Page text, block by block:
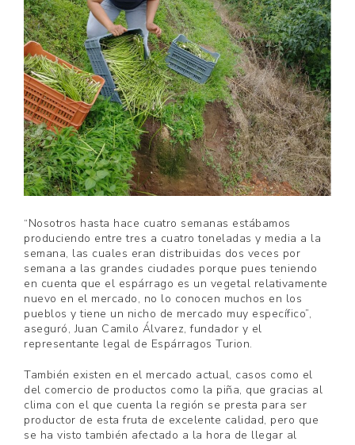
“Nosotros hasta hace cuatro semanas estábamos
produciendo entre tres a cuatro toneladas y media a la
semana, las cuales eran distribuidas dos veces por
semana a las grandes ciudades porque pues teniendo
en cuenta que el espárrago es un vegetal relativamente
nuevo en el mercado, no lo conocen muchos en los
pueblos y tiene un nicho de mercado muy específico”,
aseguró, Juan Camilo Álvarez, fundador y el
representante legal de Espárragos Turion.
También existen en el mercado actual, casos como el
del comercio de productos como la piña, que gracias al
clima con el que cuenta la región se presta para ser
productor de esta fruta de excelente calidad, pero que
se ha visto también afectado a la hora de llegar al